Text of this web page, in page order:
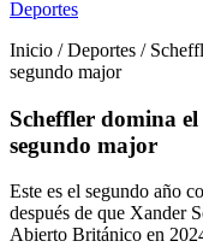
Deportes
Inicio / Deportes /
segundo major
Scheffler domina
segundo major
Este es el segundo año
después de que Xander
Abierto Británico en